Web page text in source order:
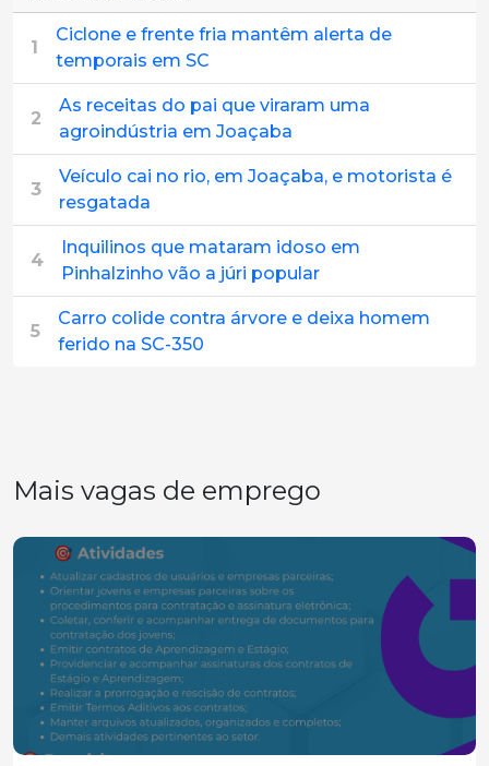
1
Ciclone e frente fria mantêm alerta de
temporais em SC
2
As receitas do pai que viraram uma
agroindústria em Joaçaba
3
Veículo cai no rio, em Joaçaba, e motorista é
resgatada
4
Inquilinos que mataram idoso em
Pinhalzinho vão a júri popular
5
Carro colide contra árvore e deixa homem
ferido na SC-350
Mais vagas de emprego